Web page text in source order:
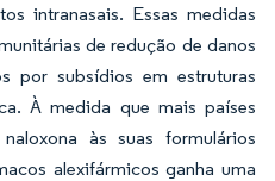
intranasais. Essas medidas
de redução de danos
por subsídios em estruturas
À medida que mais países
às suas formulários
alexifármicos ganha uma